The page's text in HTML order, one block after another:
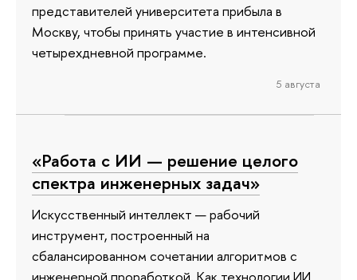
представителей университета прибыла в
Москву, чтобы принять участие в интенсивной
четырехдневной программе.
5 августа
«Работа с ИИ — решение целого
спектра инженерных задач»
Искусственный интеллект — рабочий
инструмент, построенный на
сбалансированном сочетании алгоритмов с